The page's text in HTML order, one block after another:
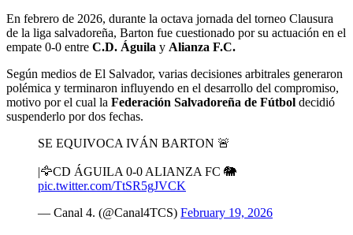
En febrero de 2026, durante la octava jornada del torneo Clausura
de la liga salvadoreña, Barton fue cuestionado por su actuación en el
empate 0-0 entre C.D. Águila y Alianza F.C.
Según medios de El Salvador, varias decisiones arbitrales generaron
polémica y terminaron influyendo en el desarrollo del compromiso,
motivo por el cual la Federación Salvadoreña de Fútbol decidió
suspenderlo por dos fechas.
SE EQUIVOCA IVÁN BARTON 🚨
|🦅CD ÁGUILA 0-0 ALIANZA FC 🐘
pic.twitter.com/TtSR5gJVCK
— Canal 4. (@Canal4TCS) February 19, 2026